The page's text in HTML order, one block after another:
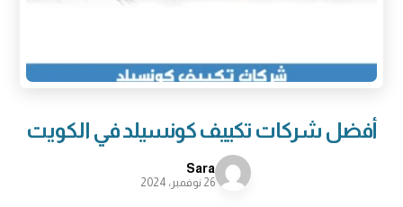
أفضل شركات تكييف كونسيلد في الكويت
Sara
26 نوفمبر، 2024